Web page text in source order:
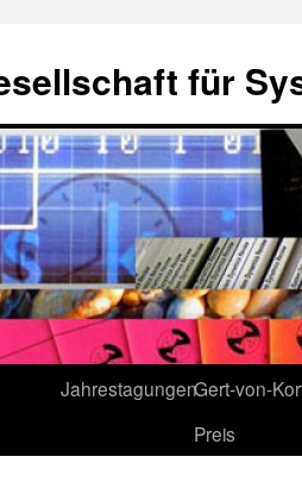
für
JahrestagungenGert-von-
Preis